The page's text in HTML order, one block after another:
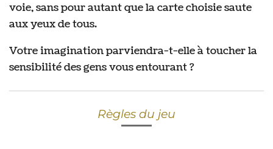
voie, sans pour autant que la carte choisie saute
aux yeux de tous.
Votre imagination parviendra-t-elle à toucher la
sensibilité des gens vous entourant ?
Règles du jeu